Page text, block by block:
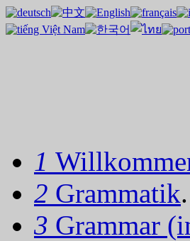
1
2 Grammatik.
3 Grammar